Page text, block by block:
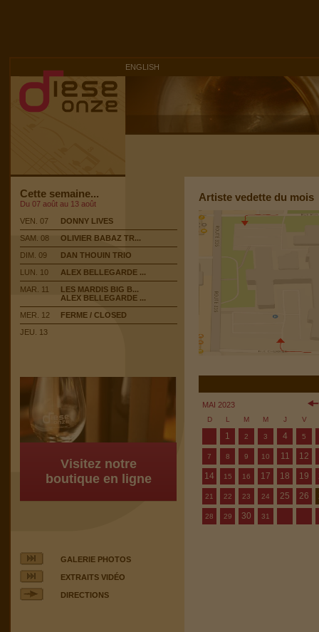
ENGLISH
Cette semaine...
Du 07 août au 13 août
VEN. 07
DONNY LIVES
SAM. 08
OLIVIER BABAZ TR...
DIM. 09
DAN THOUIN TRIO
LUN. 10
ALEX BELLEGARDE ...
MAR. 11
LES MARDIS BIG B...
ALEX BELLEGARDE ...
MER. 12
FERME / CLOSED
JEU. 13
Visitez notre
boutique en ligne
GALERIE PHOTOS
EXTRAITS VIDÉO
DIRECTIONS
Artiste vedette du mois
MAI 2023
D L M M J V
1 2 3 4 5
7 8 9 10 11 12
14
15 16 17 18 19
21 22 23 24 25 26
28 29 30 31